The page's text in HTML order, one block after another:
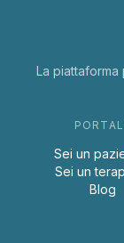
La
Sei un
Sei un
Blog